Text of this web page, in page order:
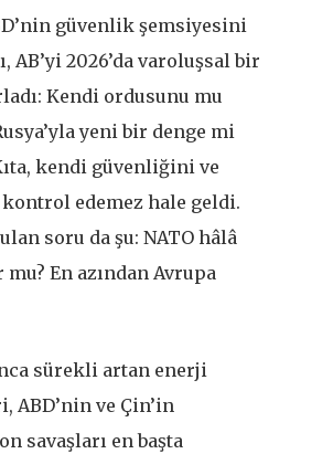
’nin güvenlik şemsiyesini
AB’yi 2026’da varoluşsal bir
Kendi ordusunu mu
yeni bir denge mi
kendi güvenliğini ve
edemez hale geldi.
soru da şu: NATO hâlâ
mu? En azından Avrupa
sürekli artan enerji
ABD’nin ve Çin’in
savaşları en başta